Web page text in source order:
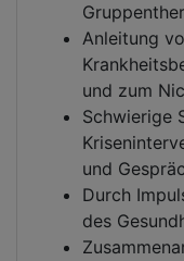
Anleitung
und zum
Schwierige
und
Durch
des